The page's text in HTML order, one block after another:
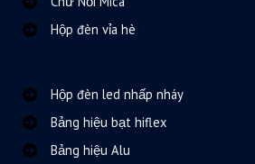
Hộp đèn vỉa hè
Hộp đèn led nhấp nháy
Bảng hiệu bạt hiflex
Bảng hiệu Alu